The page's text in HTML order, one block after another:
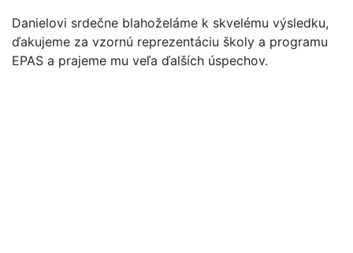
Danielovi srdečne blahoželáme k skvelému výsledku,
ďakujeme za vzornú reprezentáciu školy a programu
EPAS a prajeme mu veľa ďalších úspechov.